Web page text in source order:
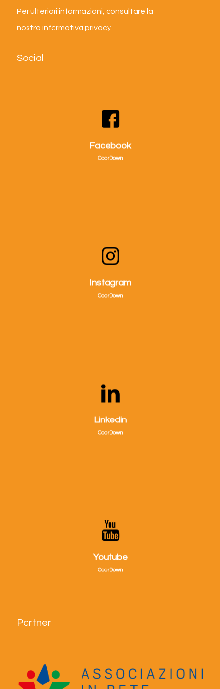
Per ulteriori informazioni, consultare la
nostra informativa privacy.
Social
Facebook
CoorDown
Instagram
CoorDown
Linkedin
CoorDown
Youtube
CoorDown
Partner